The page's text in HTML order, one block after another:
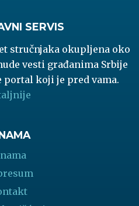
SERVIS
stručnjaka okupljena oko
vesti građanima Srbije
portal koji je pred vama.